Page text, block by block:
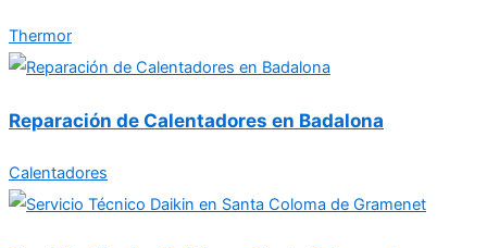
Thermor
Reparación de Calentadores en Badalona
Calentadores